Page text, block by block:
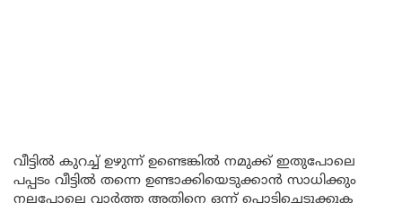
വീട്ടിൽ കുറച്ച് ഉഴുന്ന് ഉണ്ടെങ്കിൽ നമുക്ക് ഇതുപോലെ
പപ്പടം വീട്ടിൽ തന്നെ ഉണ്ടാക്കിയെടുക്കാൻ സാധിക്കും